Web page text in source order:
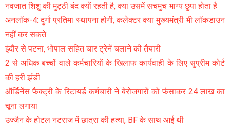
नवजात शिशु की मुट्ठी बंद क्यों रहती है, क्या उसमें सचमुच भाग्य छुपा होता है
अनलॉक-4: दुर्गा प्रतिमा स्थापना होगी, कलेक्टर क्या मुख्यमंत्री भी लॉकडाउन
नहीं कर सकते
इंदौर से पटना, भोपाल सहित चार ट्रेनें चलाने की तैयारी
2 से अधिक बच्चों वाले कर्मचारियों के खिलाफ कार्यवाही के लिए सुप्रीम कोर्ट
की हरी झंडी
ऑर्डिनेंस फैक्ट्री के रिटायर्ड कर्मचारी ने बेरोजगारों को फंसाकर 24 लाख का
चूना लगाया
उज्जैन के होटल नटराज में छात्रा की हत्या, BF के साथ आई थी